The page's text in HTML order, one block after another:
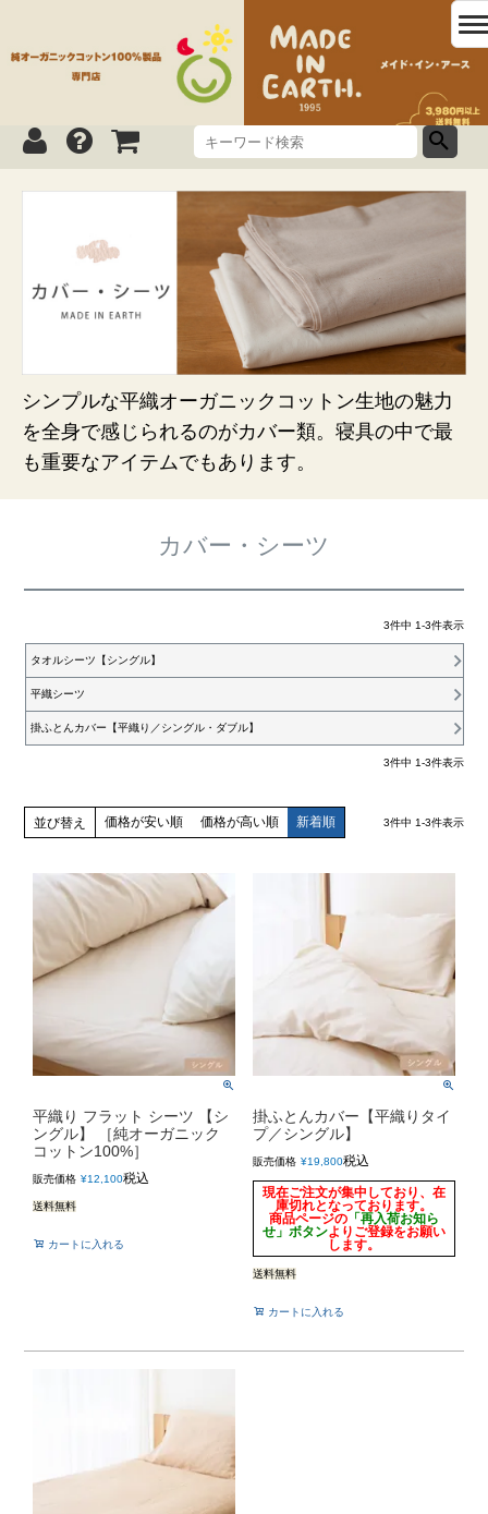
シンプルな平織オーガニックコットン生地の魅力
を全身で感じられるのがカバー類。寝具の中で最
も重要なアイテムでもあります。
カバー・シーツ
3件中 1-3件表示
タオルシーツ【シングル】
平織シーツ
掛ふとんカバー【平織り／シングル・ダブル】
3件中 1-3件表示
並び替え 価格が安い順 価格が高い順 新着順 3件中 1-3件表示
平織り フラット シーツ 【シ
ングル】 ［純オーガニック
コットン100%］
販売価格 ¥12,100税込
送料無料
カートに入れる
掛ふとんカバー【平織りタイ
プ／シングル】
販売価格 ¥19,800税込
現在ご注文が集中しており、在
庫切れとなっております。
商品ページの「再入荷お知ら
せ」ボタンよりご登録をお願い
します。
送料無料
カートに入れる